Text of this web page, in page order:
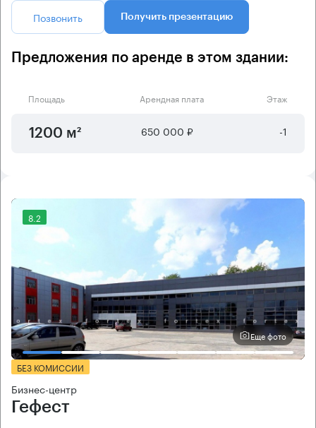
Позвонить Получить презентацию
Предложения по аренде в этом здании:
Площадь Арендная плата Этаж
1200 м² 650 000 ₽ -1
8.2
Еще фото
БЕЗ КОМИССИИ
Бизнес-центр
Гефест